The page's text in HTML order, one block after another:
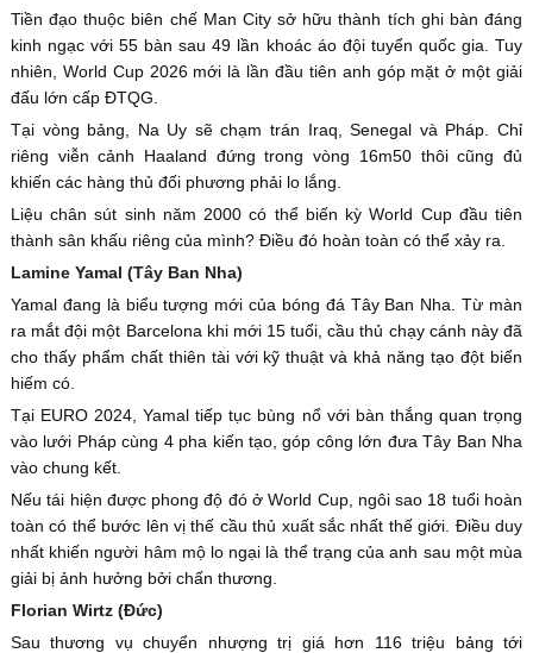
Tiền đạo thuộc biên chế Man City sở hữu thành tích ghi bàn đáng
kinh ngạc với 55 bàn sau 49 lần khoác áo đội tuyển quốc gia. Tuy
nhiên, World Cup 2026 mới là lần đầu tiên anh góp mặt ở một giải
đấu lớn cấp ĐTQG.
Tại vòng bảng, Na Uy sẽ chạm trán Iraq, Senegal và Pháp. Chỉ
riêng viễn cảnh Haaland đứng trong vòng 16m50 thôi cũng đủ
khiến các hàng thủ đối phương phải lo lắng.
Liệu chân sút sinh năm 2000 có thể biến kỳ World Cup đầu tiên
thành sân khấu riêng của mình? Điều đó hoàn toàn có thể xảy ra.
Lamine Yamal (Tây Ban Nha)
Yamal đang là biểu tượng mới của bóng đá Tây Ban Nha. Từ màn
ra mắt đội một Barcelona khi mới 15 tuổi, cầu thủ chạy cánh này đã
cho thấy phẩm chất thiên tài với kỹ thuật và khả năng tạo đột biến
hiếm có.
Tại EURO 2024, Yamal tiếp tục bùng nổ với bàn thắng quan trọng
vào lưới Pháp cùng 4 pha kiến tạo, góp công lớn đưa Tây Ban Nha
vào chung kết.
Nếu tái hiện được phong độ đó ở World Cup, ngôi sao 18 tuổi hoàn
toàn có thể bước lên vị thế cầu thủ xuất sắc nhất thế giới. Điều duy
nhất khiến người hâm mộ lo ngại là thể trạng của anh sau một mùa
giải bị ảnh hưởng bởi chấn thương.
Florian Wirtz (Đức)
Sau thương vụ chuyển nhượng trị giá hơn 116 triệu bảng tới